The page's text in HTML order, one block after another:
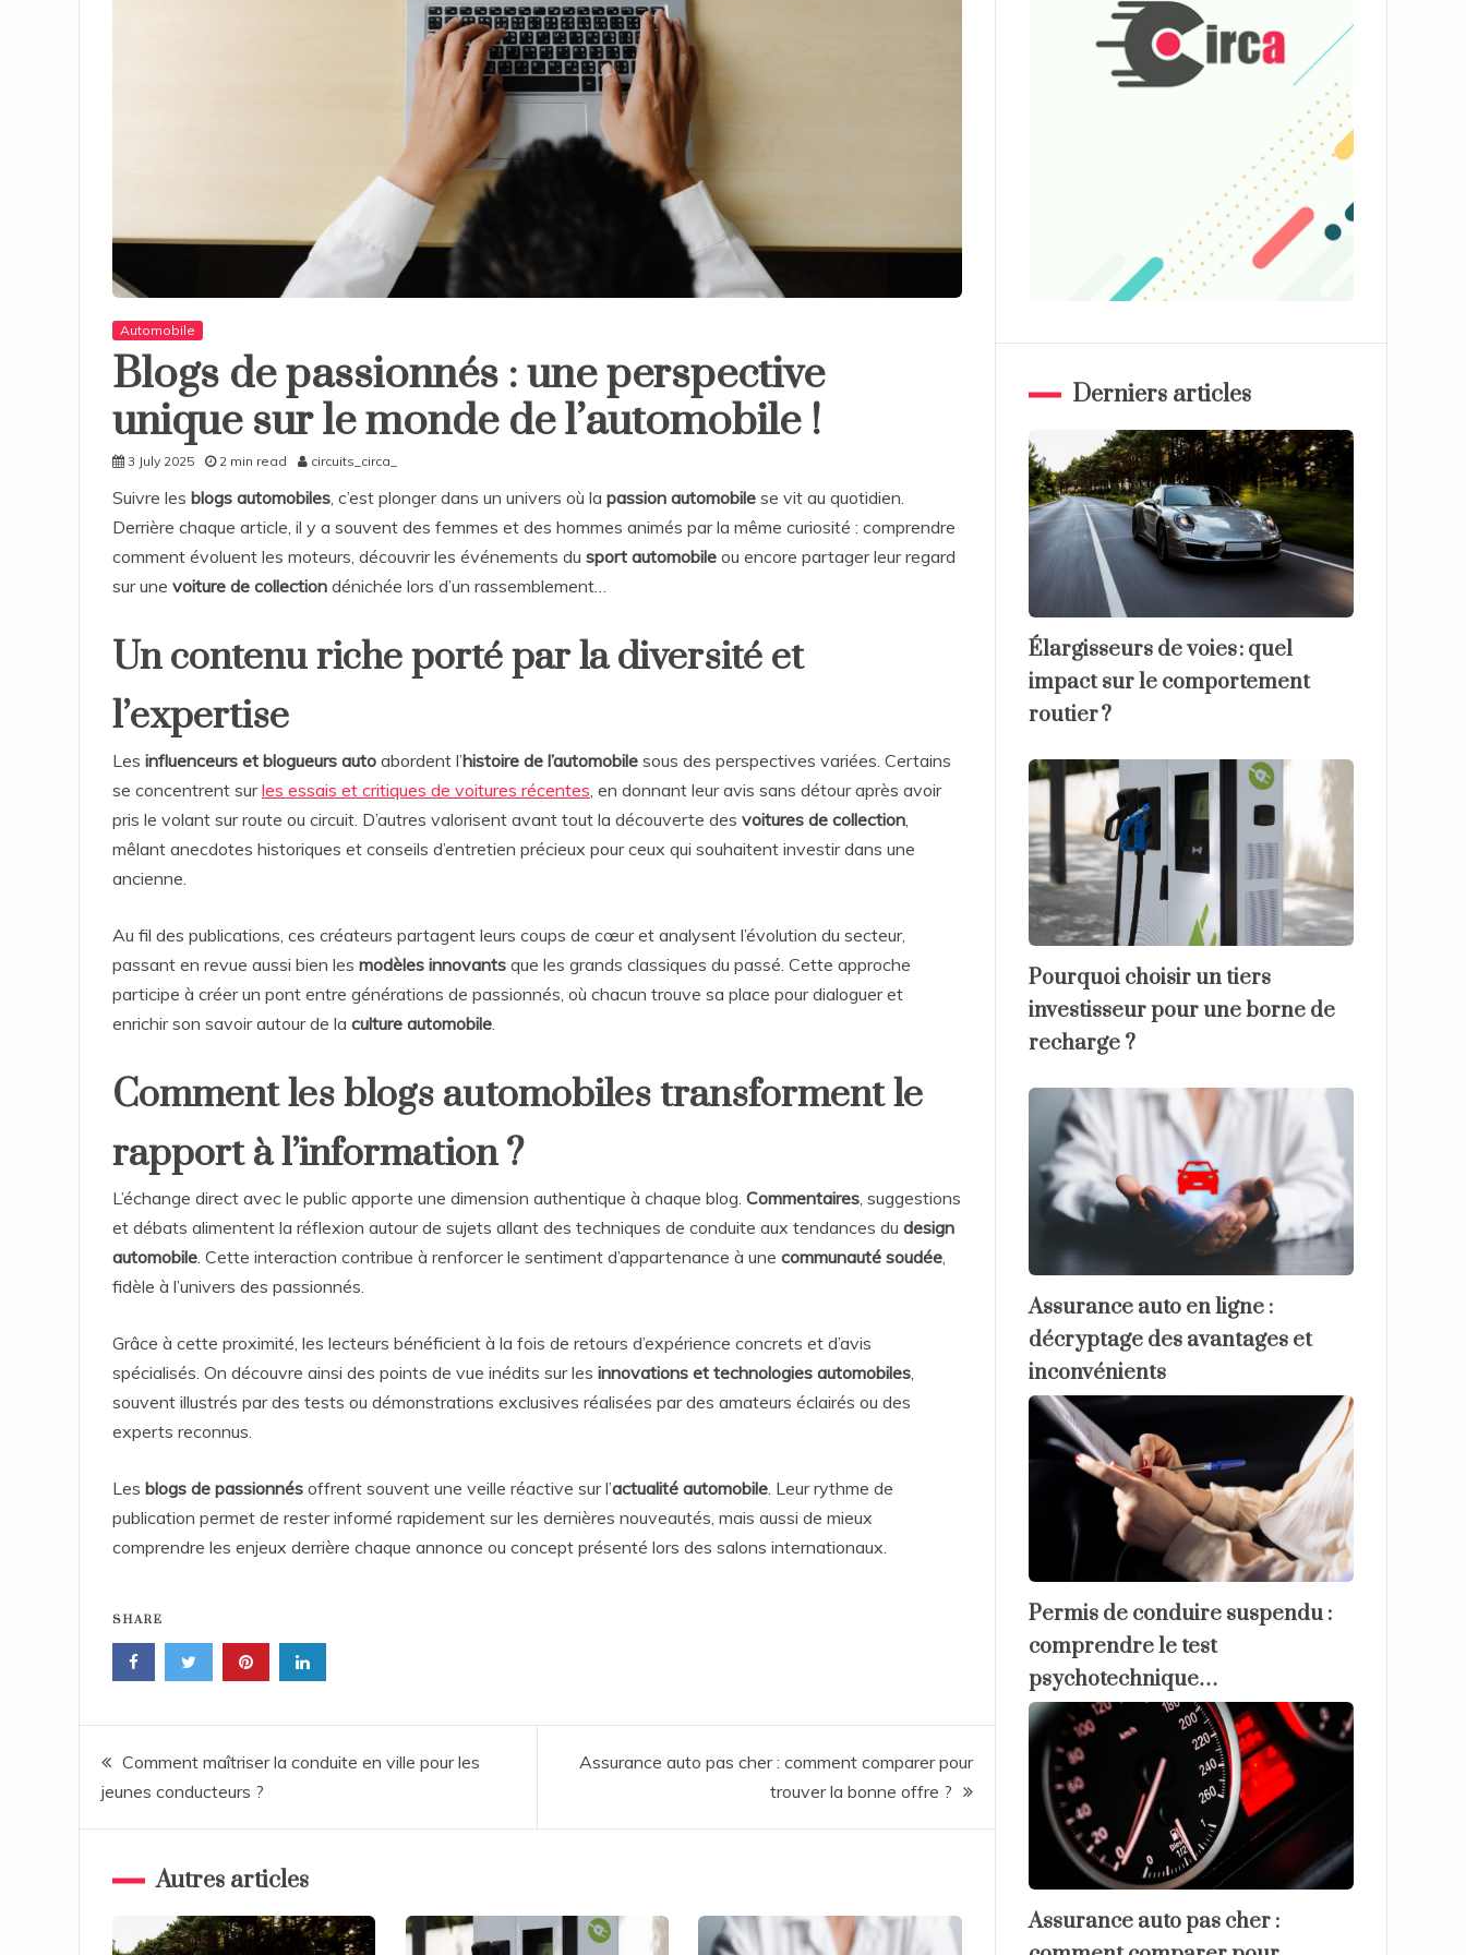
Automobile
Blogs de passionnés : une perspective
unique sur le monde de l’automobile !
3 July 2025 2 min read circuits_circa_
Suivre les blogs automobiles, c’est plonger dans un univers où la passion automobile se vit au quotidien.
Derrière chaque article, il y a souvent des femmes et des hommes animés par la même curiosité : comprendre
comment évoluent les moteurs, découvrir les événements du sport automobile ou encore partager leur regard
sur une voiture de collection dénichée lors d’un rassemblement…
Un contenu riche porté par la diversité et
l’expertise
Les influenceurs et blogueurs auto abordent l’histoire de l’automobile sous des perspectives variées. Certains
se concentrent surles essais et critiques de voitures récentes, en donnant leur avis sans détour après avoir
pris le volant sur route ou circuit. D’autres valorisent avant tout la découverte des voitures de collection,
mêlant anecdotes historiques et conseils d’entretien précieux pour ceux qui souhaitent investir dans une
ancienne.
Au fil des publications, ces créateurs partagent leurs coups de cœur et analysent l’évolution du secteur,
passant en revue aussi bien les modèles innovants que les grands classiques du passé. Cette approche
participe à créer un pont entre générations de passionnés, où chacun trouve sa place pour dialoguer et
enrichir son savoir autour de la culture automobile.
Comment les blogs automobiles transforment le
rapport à l’information ?
L’échange direct avec le public apporte une dimension authentique à chaque blog. Commentaires, suggestions
et débats alimentent la réflexion autour de sujets allant des techniques de conduite aux tendances du design
automobile. Cette interaction contribue à renforcer le sentiment d’appartenance à une communauté soudée,
fidèle à l’univers des passionnés.
Grâce à cette proximité, les lecteurs bénéficient à la fois de retours d’expérience concrets et d’avis
spécialisés. On découvre ainsi des points de vue inédits sur les innovations et technologies automobiles,
souvent illustrés par des tests ou démonstrations exclusives réalisées par des amateurs éclairés ou des
experts reconnus.
Les blogs de passionnés offrent souvent une veille réactive sur l’actualité automobile. Leur rythme de
publication permet de rester informé rapidement sur les dernières nouveautés, mais aussi de mieux
comprendre les enjeux derrière chaque annonce ou concept présenté lors des salons internationaux.
SHARE
Post
navigation
Comment maîtriser la conduite en ville pour les
jeunes conducteurs ?
Assurance auto pas cher : comment comparer pour
trouver la bonne offre ?
Autres articles
Derniers articles
Élargisseurs de voies : quel
impact sur le comportement
routier ?
Pourquoi choisir un tiers
investisseur pour une borne de
recharge ?
Assurance auto en ligne :
décryptage des avantages et
inconvénients
Permis de conduire suspendu :
comprendre le test
psychotechnique…
Assurance auto pas cher :